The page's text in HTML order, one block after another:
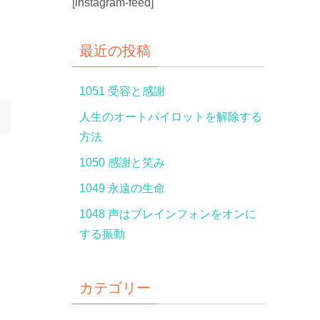
[instagram-feed]
最近の投稿
1051 受容と感謝
人生のオートパイロットを解除する
方法
1050 感謝と笑み
1049 永遠の生命
1048 声はブレインフォンをオンに
する振動
カテゴリー